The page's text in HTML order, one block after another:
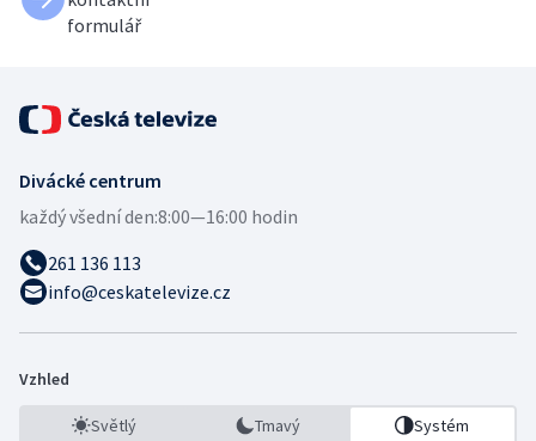
formulář
Divácké centrum
každý všední den:8:00—16:00 hodin
261 136 113
info@ceskatelevize.cz
Vzhled
Světlý Tmavý Systém